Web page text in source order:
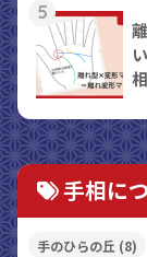
5
手相に
手のひらの丘 (8)